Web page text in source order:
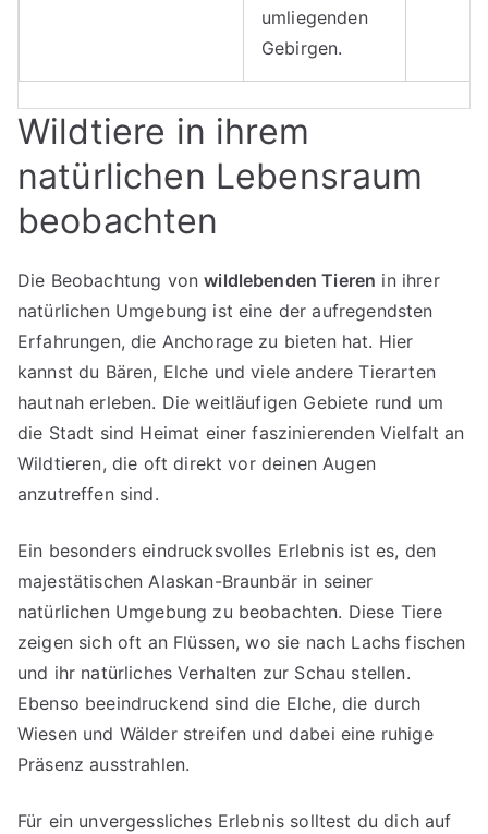
umliegenden
Gebirgen.
Wildtiere in ihrem
natürlichen Lebensraum
beobachten
Die Beobachtung vonwildlebenden Tieren in ihrer
natürlichen Umgebung ist eine der aufregendsten
Erfahrungen, die Anchorage zu bieten hat. Hier
kannst du Bären, Elche und viele andere Tierarten
hautnah erleben. Die weitläufigen Gebiete rund um
die Stadt sind Heimat einer faszinierenden Vielfalt an
Wildtieren, die oft direkt vor deinen Augen
anzutreffen sind.
Ein besonders eindrucksvolles Erlebnis ist es, den
majestätischen Alaskan-Braunbär in seiner
natürlichen Umgebung zu beobachten. Diese Tiere
zeigen sich oft an Flüssen, wo sie nach Lachs fischen
und ihr natürliches Verhalten zur Schau stellen.
Ebenso beeindruckend sind die Elche, die durch
Wiesen und Wälder streifen und dabei eine ruhige
Präsenz ausstrahlen.
Für ein unvergessliches Erlebnis solltest du dich auf